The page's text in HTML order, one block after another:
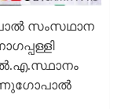
സംസഥാന